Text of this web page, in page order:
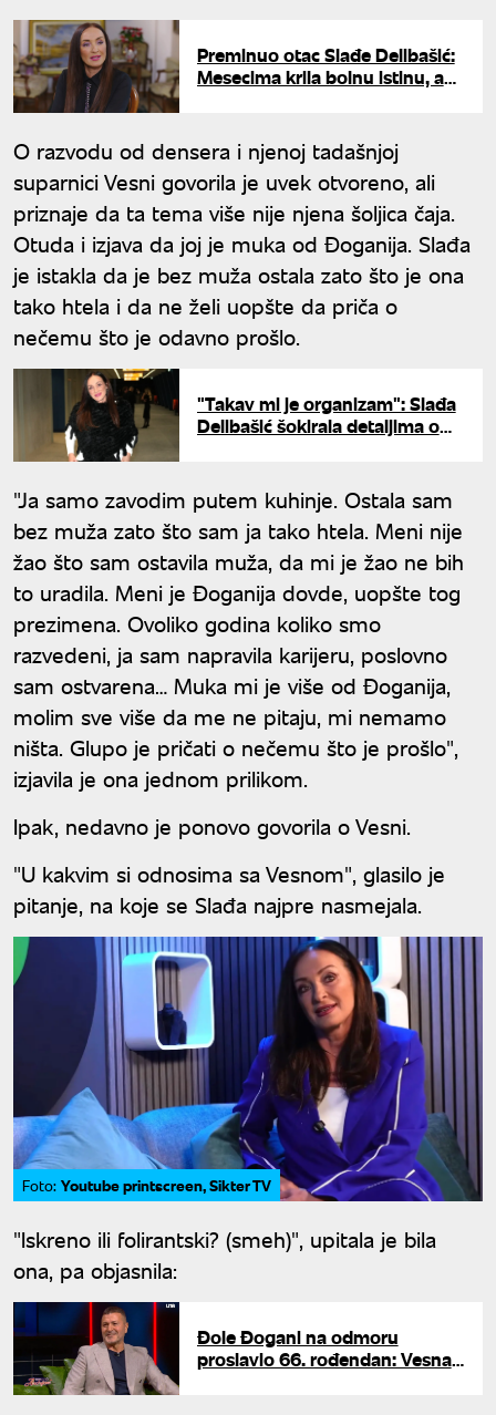
Preminuo otac Slađe Delibašić:
Mesecima krila bolnu istinu, a
O razvodu od densera i njenoj tadašnjoj
suparnici Vesni govorila je uvek otvoreno, ali
priznaje da ta tema više nije njena šoljica čaja.
Otuda i izjava da joj je muka od Đoganija. Slađa
je istakla da je bez muža ostala zato što je ona
tako htela i da ne želi uopšte da priča o
nečemu što je odavno prošlo.
"Takav mi je organizam": Slađa
Delibašić šokirala detaljima o
"Ja samo zavodim putem kuhinje. Ostala sam
bez muža zato što sam ja tako htela. Meni nije
žao što sam ostavila muža, da mi je žao ne bih
to uradila. Meni je Đoganija dovde, uopšte tog
prezimena. Ovoliko godina koliko smo
razvedeni, ja sam napravila karijeru, poslovno
sam ostvarena… Muka mi je više od Đoganija,
molim sve više da me ne pitaju, mi nemamo
ništa. Glupo je pričati o nečemu što je prošlo",
izjavila je ona jednom prilikom.
Ipak, nedavno je ponovo govorila o Vesni.
"U kakvim si odnosima sa Vesnom", glasilo je
pitanje, na koje se Slađa najpre nasmejala.
Foto: Youtube printscreen, Sikter TV
"Iskreno ili folirantski? (smeh)", upitala je bila
ona, pa objasnila:
Đole Đogani na odmoru
proslavio 66. rođendan: Vesna